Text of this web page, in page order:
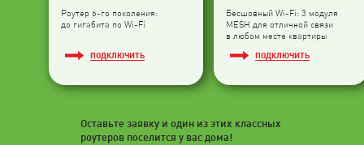
Роутер 6-го поколения:
до гигабита по Wi-Fi
ПОДКЛЮЧИТЬ
Бесшовный Wi-Fi: 3 модуля
МESH для отличной связи
в любом месте квартиры
ПОДКЛЮЧИТЬ
Оставьте заявку и один из этих классных
роутеров поселится у вас дома!